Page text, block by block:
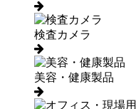
検査カメラ
美容・健康製品